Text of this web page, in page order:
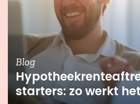
Blog
starters: zo werkt